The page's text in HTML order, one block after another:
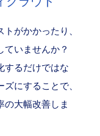
がかかったり、
いませんか？
するだけではな
にすることで、
の大幅改善しま